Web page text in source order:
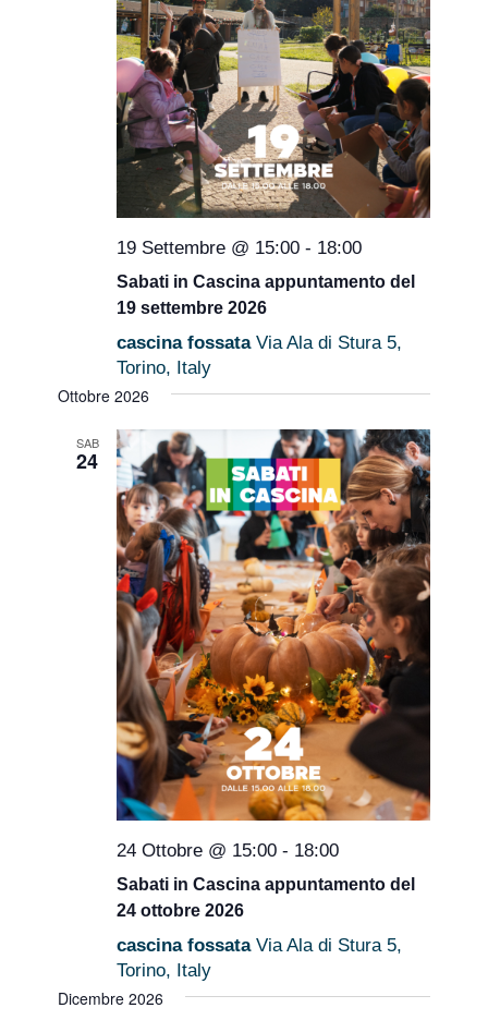
19 Settembre @ 15:00 - 18:00
Sabati in Cascina appuntamento del
19 settembre 2026
cascina fossataVia Ala di Stura 5,
Torino, Italy
Ottobre 2026
SAB
24
24 Ottobre @ 15:00 - 18:00
Sabati in Cascina appuntamento del
24 ottobre 2026
cascina fossataVia Ala di Stura 5,
Torino, Italy
Dicembre 2026